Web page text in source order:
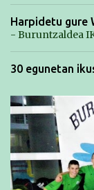
Harpidetu gure
- Buruntzaldea
30 egunetan